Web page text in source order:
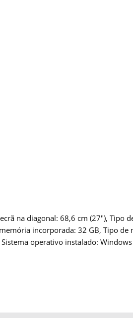
na diagonal: 68,6 cm (27″), Tipo
incorporada: 32 GB, Tipo
operativo instalado: